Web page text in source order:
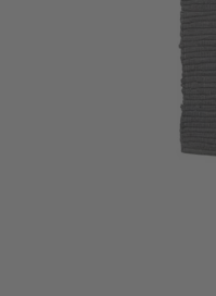
Wunschliste hinzufügen